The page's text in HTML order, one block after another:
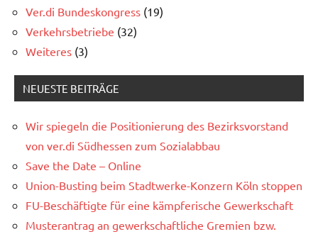
Ver.di Bundeskongress (19)
Verkehrsbetriebe (32)
Weiteres (3)
NEUESTE BEITRÄGE
Wir spiegeln die Positionierung des Bezirksvorstand
von ver.di Südhessen zum Sozialabbau
Save the Date – Online
Union-Busting beim Stadtwerke-Konzern Köln stoppen
FU-Beschäftigte für eine kämpferische Gewerkschaft
Musterantrag an gewerkschaftliche Gremien bzw.